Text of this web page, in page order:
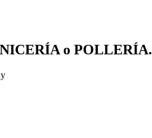
o POLLERÍA.